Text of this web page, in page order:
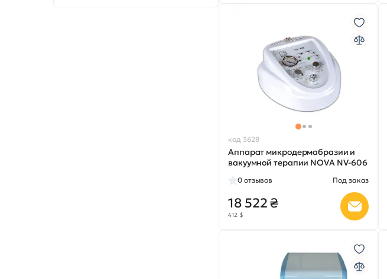
код 3628
Аппарат микродермабразии и
вакуумной терапии NOVA NV-606
0 отзывов Под заказ
18 522 ₴
412 $